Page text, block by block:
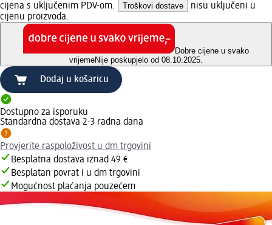
cijena s uključenim PDV-om.
Troškovi dostave
nisu uključeni u
cijenu proizvoda.
Dobre cijene u svako
vrijemeNije poskupjelo od 08.10.2025.
Dodaj u košaricu
Dostupno za isporuku
Standardna dostava 2-3 radna dana
Provjerite raspoloživost u dm trgovini
Besplatna dostava iznad 49 €
Besplatan povrat i u dm trgovini
Mogućnost plaćanja pouzećem